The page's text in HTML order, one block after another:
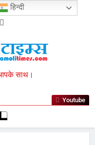
साथ।
Youtube
हिन्दी